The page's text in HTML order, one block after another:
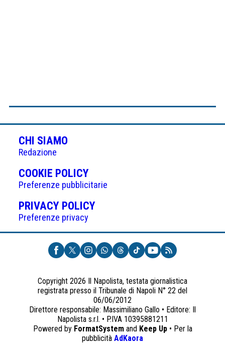
CHI SIAMO
Redazione
COOKIE POLICY(APRE
IN
UNA
NUOVA
Preferenze pubblicitarie
PRIVACY POLICY(APRE
UNA
NUOVA
SCHEDA)
Preferenze privacy
Copyright 2026 Il Napolista, testata giornalistica
registrata presso il Tribunale di Napoli N° 22 del
06/06/2012
Direttore responsabile: Massimiliano Gallo • Editore: Il
Napolista s.r.l. • P.IVA 10395881211
Powered by FormatSystemand Keep Up• Per la
pubblicità AdKaora